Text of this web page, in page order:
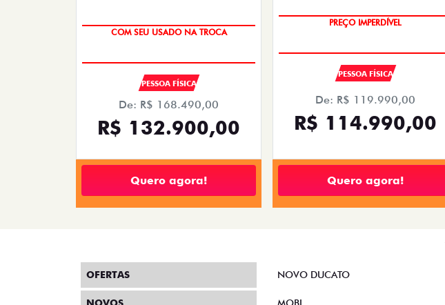
COM SEU USADO NA TROCA
PESSOA FÍSICA
De: R$ 168.490,00
R$ 132.900,00
Quero agora!
PREÇO IMPERDÍVEL
PESSOA FÍSICA
De: R$ 119.990,00
R$ 114.990,00
Quero agora!
OFERTAS NOVO DUCATO